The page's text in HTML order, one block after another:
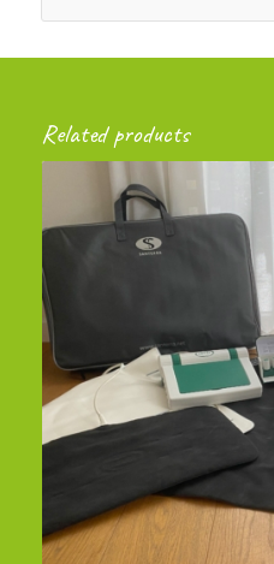
Related products